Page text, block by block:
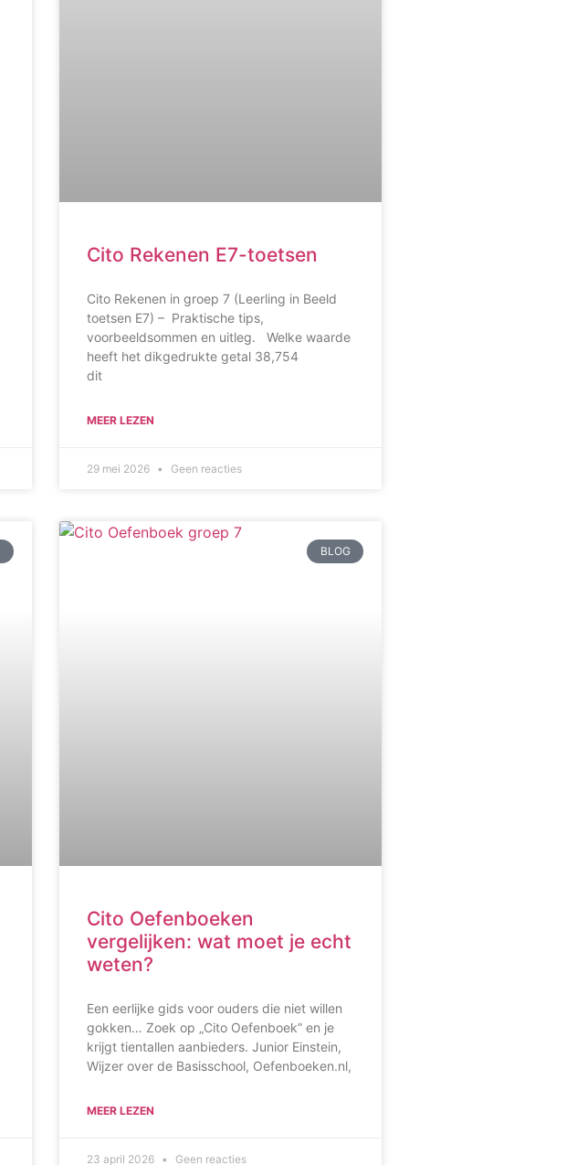
Cito Rekenen E7-toetsen
Cito Rekenen in groep 7 (Leerling in Beeld
toetsen E7) – Praktische tips,
voorbeeldsommen en uitleg. Welke waarde
heeft het dikgedrukte getal 38,754
dit
MEER LEZEN
29 mei 2026 Geen reacties
BLOG
Cito Oefenboeken
vergelijken: wat moet je echt
weten?
Een eerlijke gids voor ouders die niet willen
gokken… Zoek op „Cito Oefenboek” en je
krijgt tientallen aanbieders. Junior Einstein,
Wijzer over de Basisschool, Oefenboeken.nl,
MEER LEZEN
23 april 2026 Geen reacties